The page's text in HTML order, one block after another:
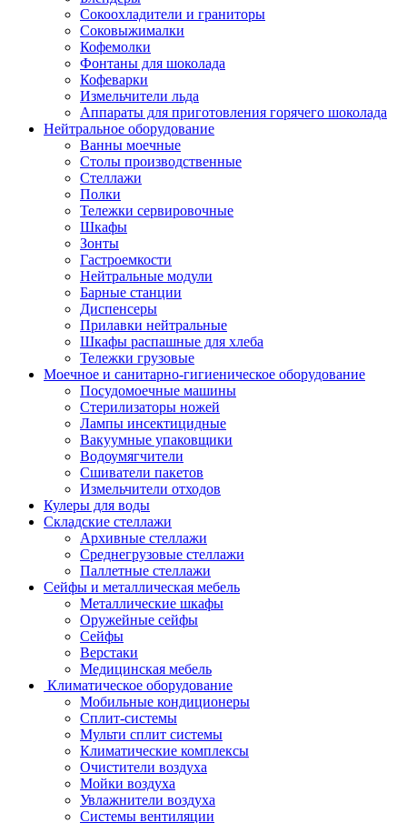
Сокоохладители и граниторы
Соковыжималки
Кофемолки
Фонтаны для шоколада
Кофеварки
Измельчители льда
Аппараты для приготовления горячего шоколада
Нейтральное оборудование
Ванны моечные
Столы производственные
Стеллажи
Полки
Тележки сервировочные
Шкафы
Зонты
Гастроемкости
Нейтральные модули
Барные станции
Диспенсеры
Прилавки нейтральные
Шкафы распашные для хлеба
Тележки грузовые
Моечное и санитарно-гигиеническое оборудование
Посудомоечные машины
Стерилизаторы ножей
Лампы инсектицидные
Вакуумные упаковщики
Водоумягчители
Сшиватели пакетов
Измельчители отходов
Кулеры для воды
Складские стеллажи
Архивные стеллажи
Среднегрузовые стеллажи
Паллетные стеллажи
Сейфы и металлическая мебель
Металлические шкафы
Оружейные сейфы
Сейфы
Верстаки
Медицинская мебель
Климатическое оборудование
Мобильные кондиционеры
Сплит-системы
Мульти сплит системы
Климатические комплексы
Очистители воздуха
Мойки воздуха
Увлажнители воздуха
Системы вентиляции